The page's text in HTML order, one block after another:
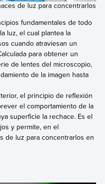
de luz para concentrarlos
fundamentales de todo
luz, el cual plantea la
cuando atraviesan un
para obtener un
de lentes del microscopio,
de la imagen hasta
el principio de reflexión
el comportamiento de la
superficie la rechace. Es el
y permite, en el
de luz para concentrarlos en